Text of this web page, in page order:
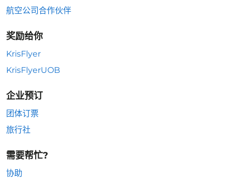
航空公司合作伙伴
奖励给你
KrisFlyer
KrisFlyerUOB
企业预订
团体订票
旅行社
需要帮忙?
协助